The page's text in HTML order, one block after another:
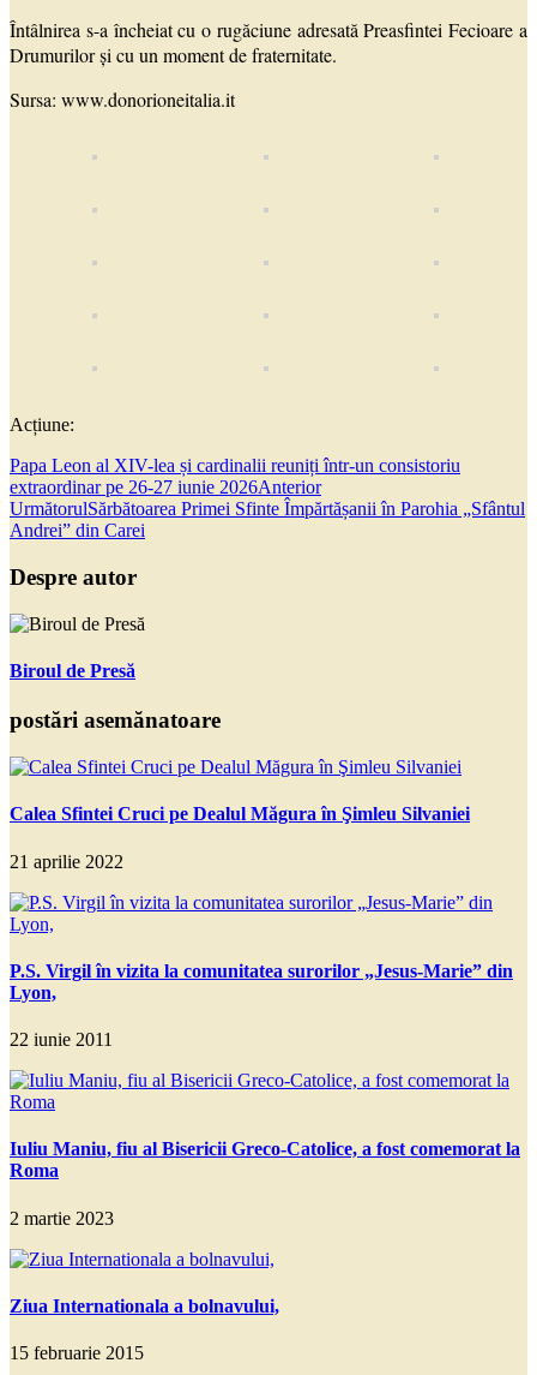
Întâlnirea s-a încheiat cu o rugăciune adresată Preasfintei Fecioare a
Drumurilor și cu un moment de fraternitate.
Sursa: www.donorioneitalia.it
Acțiune:
Papa Leon al XIV-lea și cardinalii reuniți într-un consistoriu
extraordinar pe 26-27 iunie 2026Anterior
UrmătorulSărbătoarea Primei Sfinte Împărtășanii în Parohia „Sfântul
Andrei” din Carei
Despre autor
Biroul de Presă
postări asemănatoare
Calea Sfintei Cruci pe Dealul Măgura în Şimleu Silvaniei
21 aprilie 2022
P.S. Virgil în vizita la comunitatea surorilor „Jesus-Marie” din
Lyon,
22 iunie 2011
Iuliu Maniu, fiu al Bisericii Greco-Catolice, a fost comemorat la
Roma
2 martie 2023
Ziua Internationala a bolnavului,
15 februarie 2015